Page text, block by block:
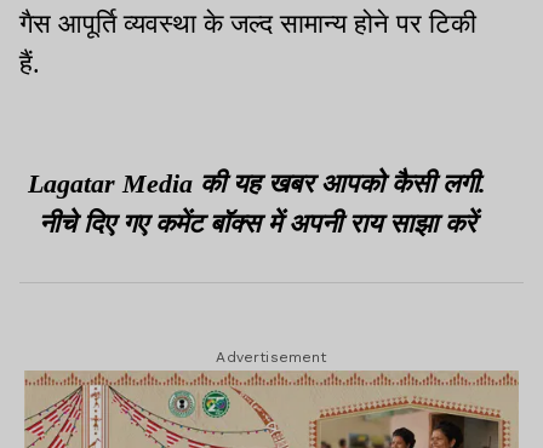
गैस आपूर्ति व्यवस्था के जल्द सामान्य होने पर टिकी
हैं.
Lagatar Media की यह खबर आपको कैसी लगी.
नीचे दिए गए कमेंट बॉक्स में अपनी राय साझा करें
Advertisement